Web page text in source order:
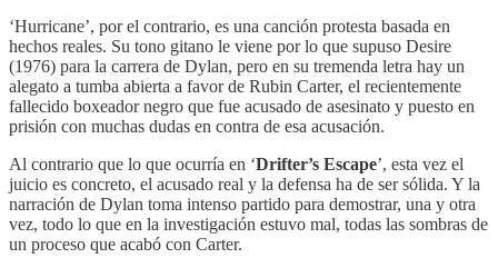
‘Hurricane’, por el contrario, es una canción protesta basada en
hechos reales. Su tono gitano le viene por lo que supuso Desire
(1976) para la carrera de Dylan, pero en su tremenda letra hay un
alegato a tumba abierta a favor de Rubin Carter, el recientemente
fallecido boxeador negro que fue acusado de asesinato y puesto en
prisión con muchas dudas en contra de esa acusación.
Al contrario que lo que ocurría en ‘Drifter’s Escape’, esta vez el
juicio es concreto, el acusado real y la defensa ha de ser sólida. Y la
narración de Dylan toma intenso partido para demostrar, una y otra
vez, todo lo que en la investigación estuvo mal, todas las sombras de
un proceso que acabó con Carter.